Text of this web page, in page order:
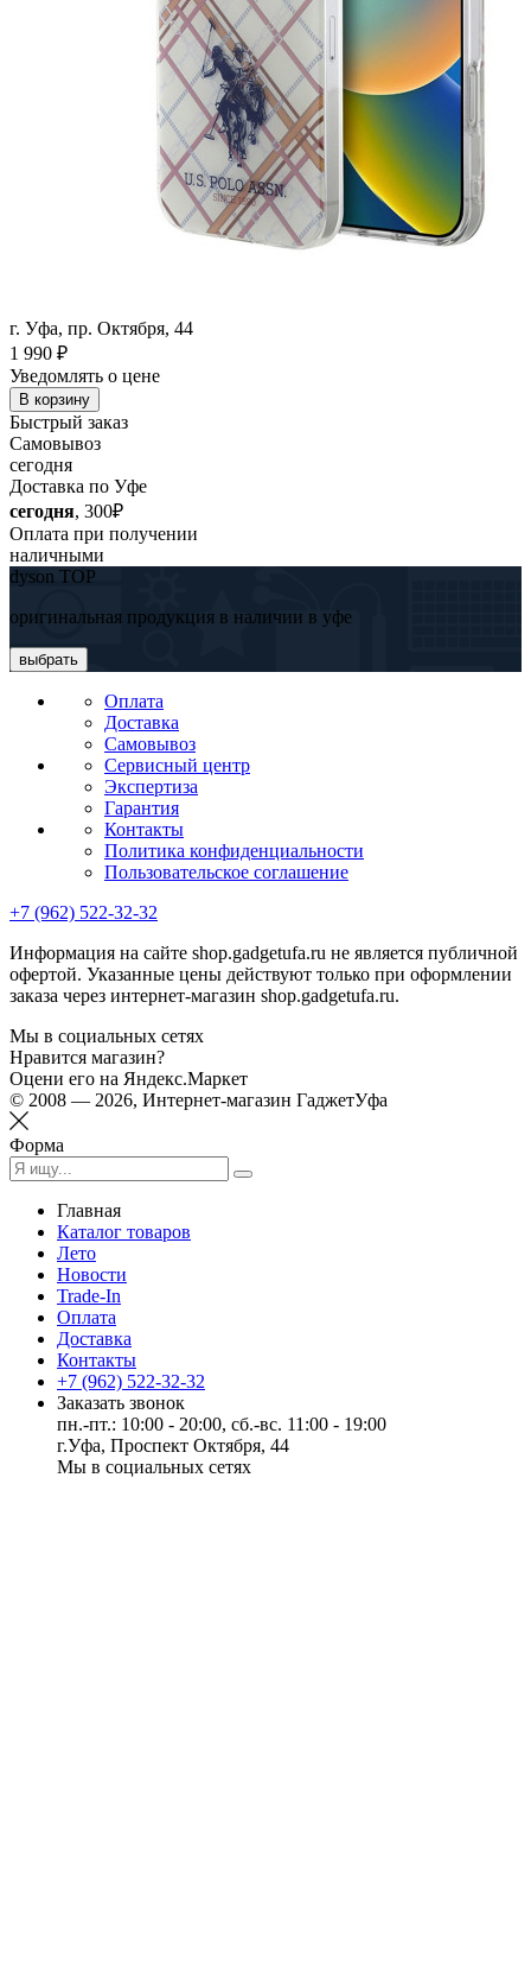
г. Уфа, пр. Октября, 44
1 990 ₽
Уведомлять о цене
В корзину
Быстрый заказ
Самовывоз
сегодня
Доставка по Уфе
сегодня, 300₽
Оплата при получении
наличными
dyson TOP
оригинальная продукция в наличии в уфе
выбрать
Оплата
Доставка
Самовывоз
Сервисный центр
Экспертиза
Гарантия
Контакты
Политика конфиденциальности
Пользовательское соглашение
+7 (962) 522-32-32
Информация на сайте shop.gadgetufa.ru не является публичной
офертой. Указанные цены действуют только при оформлении
заказа через интернет-магазин shop.gadgetufa.ru.
Мы в социальных сетях
Нравится магазин?
Оцени его на Яндекс.Маркет
© 2008 — 2026, Интернет-магазин ГаджетУфа
Форма
Главная
Каталог товаров
Лето
Новости
Trade-In
Оплата
Доставка
Контакты
+7 (962) 522-32-32
Заказать звонок
пн.-пт.: 10:00 - 20:00, сб.-вс. 11:00 - 19:00
г.Уфа, Проспект Октября, 44
Мы в социальных сетях